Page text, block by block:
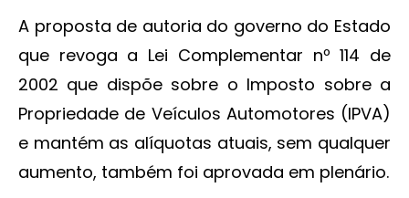
A proposta de autoria do governo do Estado
que revoga a Lei Complementar nº 114 de
2002 que dispõe sobre o Imposto sobre a
Propriedade de Veículos Automotores (IPVA)
e mantém as alíquotas atuais, sem qualquer
aumento, também foi aprovada em plenário.